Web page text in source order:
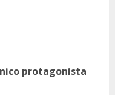
protagonista